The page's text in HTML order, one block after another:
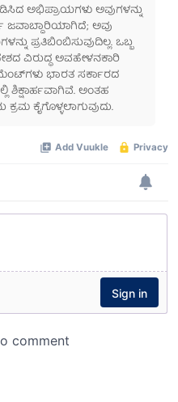
ಅಭಿಪ್ರಾಯಗಳು ಅವುಗಳನ್ನು
ಜವಾಬ್ದಾರಿಯಾಗಿದೆ; ಅವು
ಪ್ರತಿಬಿಂಬಿಸುವುದಿಲ್ಲ. ಒಬ್ಬ
ವಿರುದ್ಧ ಅವಹೇಳನಕಾರಿ
ಭಾರತ ಸರ್ಕಾರದ
ಶಿಕ್ಷಾರ್ಹವಾಗಿವೆ. ಅಂತಹ
ಕೈಗೊಳ್ಳಲಾಗುವುದು.